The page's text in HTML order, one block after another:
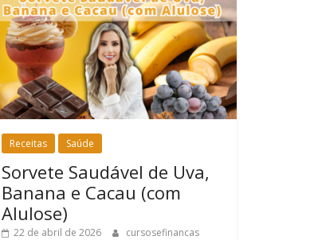
Receitas Saúde
Sorvete Saudável de Uva,
Banana e Cacau (com
Alulose)
22 de abril de 2026 cursosefinancas